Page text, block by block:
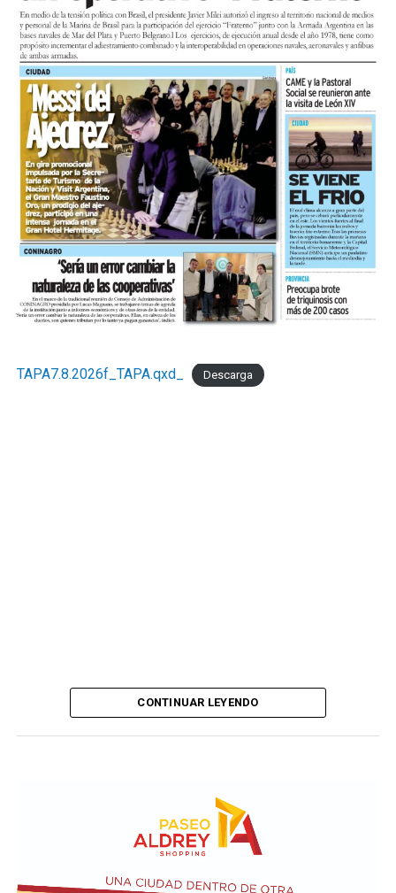
TAPA7.8.2026f_TAPA.qxd_ Descarga
CONTINUAR LEYENDO